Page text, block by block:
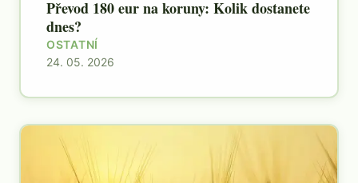
Převod 180 eur na koruny: Kolik dostanete
dnes?
OSTATNÍ
24. 05. 2026